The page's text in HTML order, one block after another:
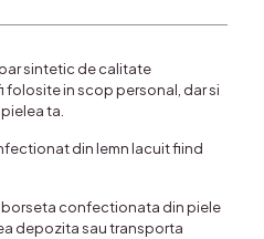
sintetic de calitate
folosite in scop personal, dar si
ta.
din lemn lacuit fiind
borseta confectionata din piele
depozita sau transporta